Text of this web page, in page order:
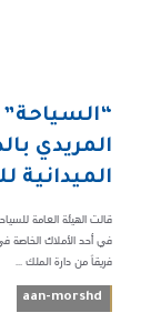
“السياحة”
المريدي
الميدانية
قالت الهيئة العامة
في أحد الأملاك الخاصة
فريقاً من دارة الملك ...
aan-morshd